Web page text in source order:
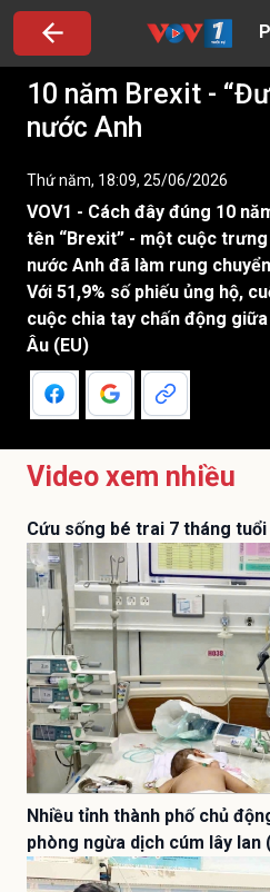
10 năm Brexit -
nước Anh
Thứ năm, 18:09, 25/06/2026
VOV1 - Cách đây đúng 10
tên “Brexit” - một cuộc
nước Anh đã làm rung
Với 51,9% số phiếu ủng hộ,
cuộc chia tay chấn động
Âu (EU)
Video xem nhiều
Cứu sống bé trai 7 tháng
Nhiều tỉnh thành phố chủ
phòng ngừa dịch cúm lây lan